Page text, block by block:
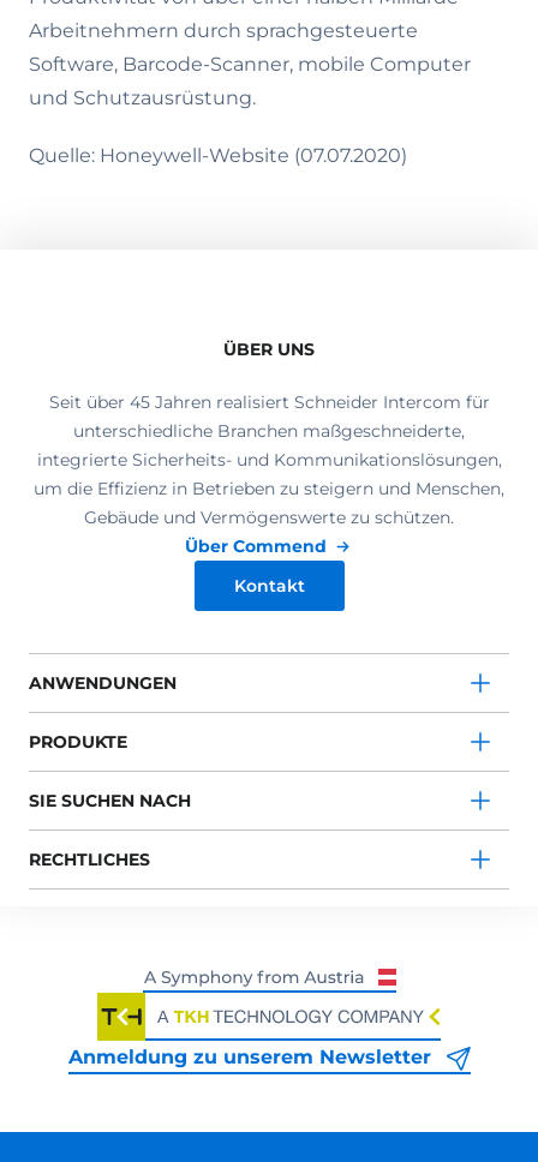
Arbeitnehmern durch sprachgesteuerte
Software, Barcode-Scanner, mobile Computer
und Schutzausrüstung.
Quelle: Honeywell-Website (07.07.2020)
ÜBER UNS
Seit über 45 Jahren realisiert Schneider Intercom für
unterschiedliche Branchen maßgeschneiderte,
integrierte Sicherheits- und Kommunikationslösungen,
um die Effizienz in Betrieben zu steigern und Menschen,
Gebäude und Vermögenswerte zu schützen.
Über Commend
Kontakt
ANWENDUNGEN
PRODUKTE
SIE SUCHEN NACH
RECHTLICHES
Anmeldung zu unserem Newsletter